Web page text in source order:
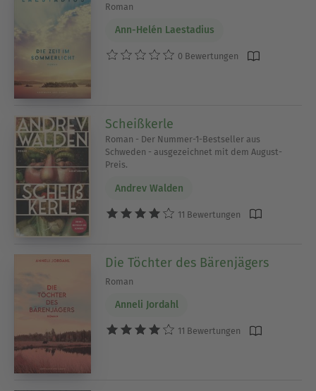
Roman
Ann-Helén Laestadius
0 Bewertungen
Scheißkerle
Roman - Der Nummer-1-Bestseller aus
Schweden - ausgezeichnet mit dem August-
Preis.
Andrev Walden
11 Bewertungen
Die Töchter des Bärenjägers
Roman
Anneli Jordahl
11 Bewertungen